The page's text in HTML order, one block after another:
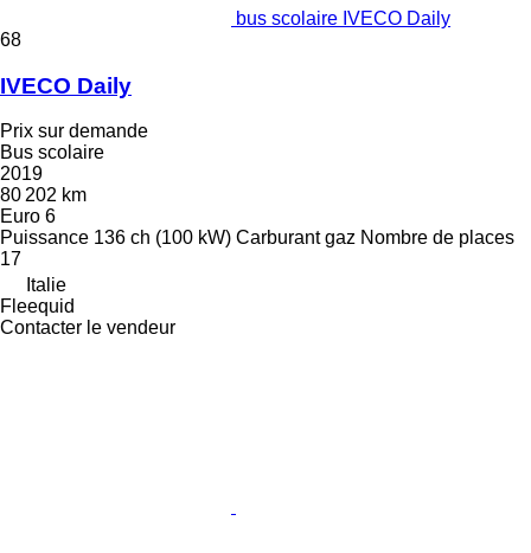
bus scolaire IVECO Daily
68
IVECO Daily
Prix sur demande
Bus scolaire
2019
80 202 km
Euro 6
Puissance 136 ch (100 kW) Carburant gaz Nombre de places
17
Italie
Fleequid
Contacter le vendeur